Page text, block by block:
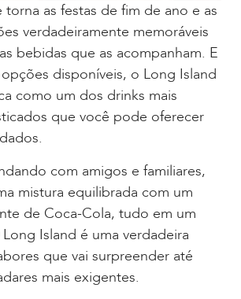
torna as festas de fim de ano e as
verdadeiramente memoráveis
bebidas que as acompanham. E
disponíveis, o Long Island
como um dos drinks mais
que você pode oferecer
com amigos e familiares,
mistura equilibrada com um
de Coca-Cola, tudo em um
Island é uma verdadeira
que vai surpreender até
mais exigentes.